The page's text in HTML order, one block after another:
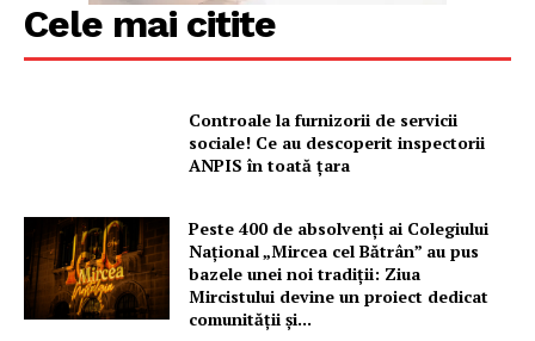
Cele mai citite
Controale la furnizorii de servicii
sociale! Ce au descoperit inspectorii
ANPIS în toată țara
Peste 400 de absolvenți ai Colegiului
Național „Mircea cel Bătrân” au pus
bazele unei noi tradiții: Ziua
Mircistului devine un proiect dedicat
comunității și...